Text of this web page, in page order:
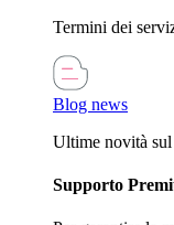
Termini dei
Blog news
Ultime novità
Supporto